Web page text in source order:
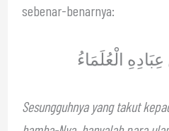
sebenar-benarnya:
الْعُلَمَاءُ
Sesungguhnya yang takut